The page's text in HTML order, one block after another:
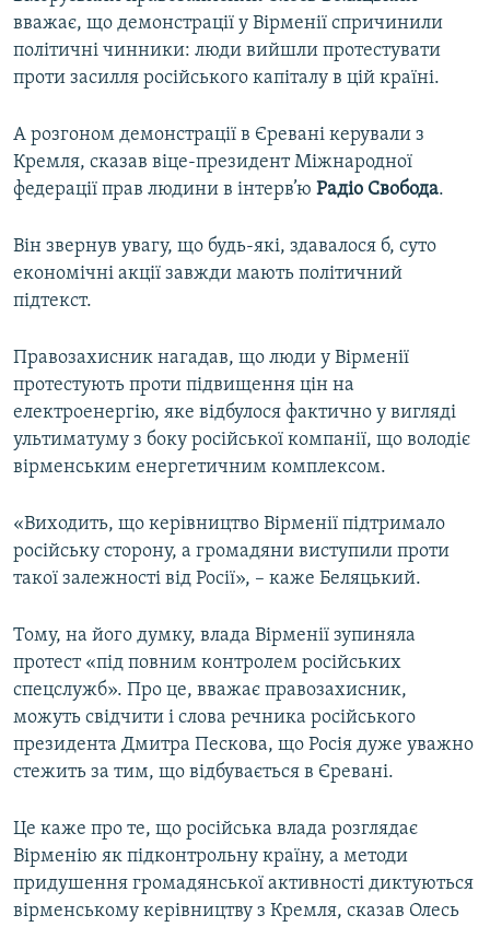
вважає, що демонстрації у Вірменії спричинили
політичні чинники: люди вийшли протестувати
проти засилля російського капіталу в цій країні.
А розгоном демонстрації в Єревані керували з
Кремля, сказав віце-президент Міжнародної
федерації прав людини в інтерв’ю Радіо Свобода.
Він звернув увагу, що будь-які, здавалося б, суто
економічні акції завжди мають політичний
підтекст.
Правозахисник нагадав, що люди у Вірменії
протестують проти підвищення цін на
електроенергію, яке відбулося фактично у вигляді
ультиматуму з боку російської компанії, що володіє
вірменським енергетичним комплексом.
«Виходить, що керівництво Вірменії підтримало
російську сторону, а громадяни виступили проти
такої залежності від Росії», – каже Беляцький.
Тому, на його думку, влада Вірменії зупиняла
протест «під повним контролем російських
спецслужб». Про це, вважає правозахисник,
можуть свідчити і слова речника російського
президента Дмитра Пескова, що Росія дуже уважно
стежить за тим, що відбувається в Єревані.
Це каже про те, що російська влада розглядає
Вірменію як підконтрольну країну, а методи
придушення громадянської активності диктуються
вірменському керівництву з Кремля, сказав Олесь